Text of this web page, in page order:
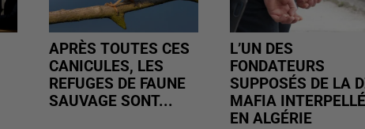
APRÈS TOUTES CES
CANICULES, LES
REFUGES DE FAUNE
SAUVAGE SONT...
L’UN DES
FONDATEURS
SUPPOSÉS DE LA
MAFIA INTERPELLÉ
EN ALGÉRIE